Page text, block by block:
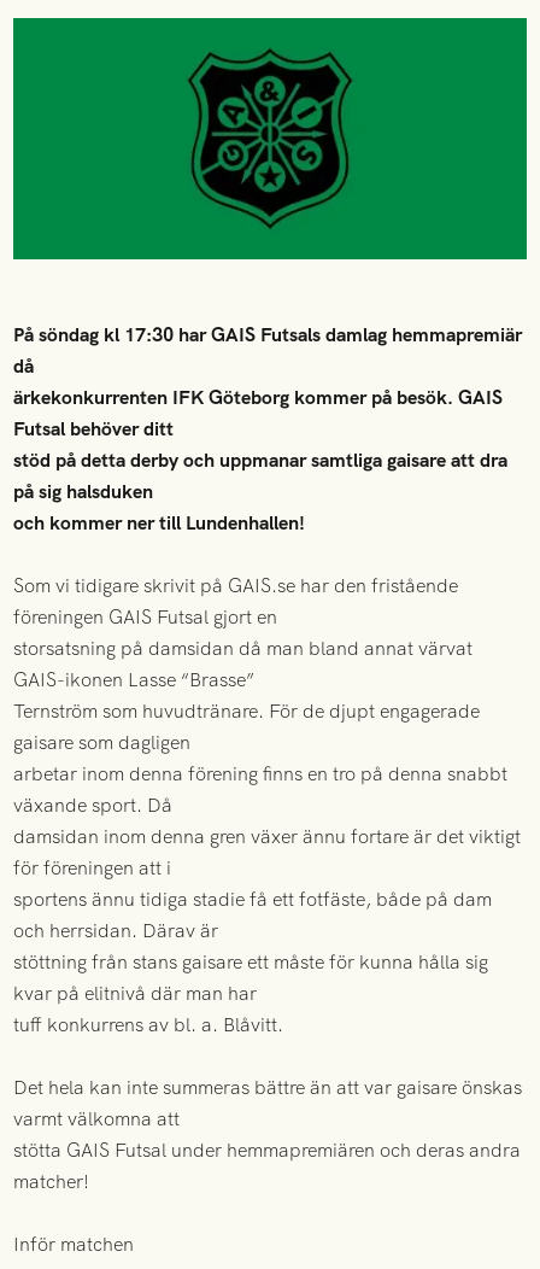
På söndag kl 17:30 har GAIS Futsals damlag hemmapremiär
då
ärkekonkurrenten IFK Göteborg kommer på besök. GAIS
Futsal behöver ditt
stöd på detta derby och uppmanar samtliga gaisare att dra
på sig halsduken
och kommer ner till Lundenhallen!
Som vi tidigare skrivit på GAIS.se har den fristående
föreningen GAIS Futsal gjort en
storsatsning på damsidan då man bland annat värvat
GAIS-ikonen Lasse “Brasse”
Ternström som huvudtränare. För de djupt engagerade
gaisare som dagligen
arbetar inom denna förening finns en tro på denna snabbt
växande sport. Då
damsidan inom denna gren växer ännu fortare är det viktigt
för föreningen att i
sportens ännu tidiga stadie få ett fotfäste, både på dam
och herrsidan. Därav är
stöttning från stans gaisare ett måste för kunna hålla sig
kvar på elitnivå där man har
tuff konkurrens av bl. a. Blåvitt.
Det hela kan inte summeras bättre än att var gaisare önskas
varmt välkomna att
stötta GAIS Futsal under hemmapremiären och deras andra
matcher!
Inför matchen